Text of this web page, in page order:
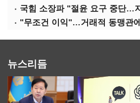
"무조건 이익"…거래적 동맹관
뉴스리듬